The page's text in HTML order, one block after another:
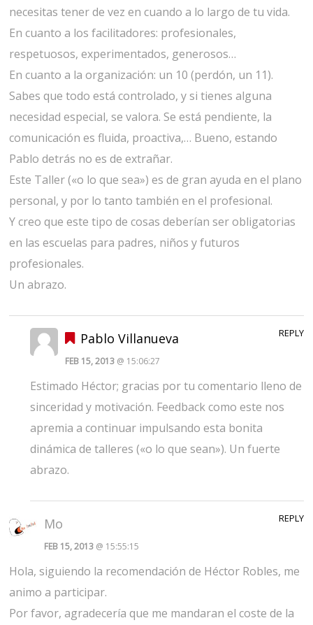
necesitas tener de vez en cuando a lo largo de tu vida.
En cuanto a los facilitadores: profesionales,
respetuosos, experimentados, generosos…
En cuanto a la organización: un 10 (perdón, un 11).
Sabes que todo está controlado, y si tienes alguna
necesidad especial, se valora. Se está pendiente, la
comunicación es fluida, proactiva,… Bueno, estando
Pablo detrás no es de extrañar.
Este Taller («o lo que sea») es de gran ayuda en el plano
personal, y por lo tanto también en el profesional.
Y creo que este tipo de cosas deberían ser obligatorias
en las escuelas para padres, niños y futuros
profesionales.
Un abrazo.
Pablo Villanueva
FEB 15, 2013 @ 15:06:27
Estimado Héctor; gracias por tu comentario lleno de
sinceridad y motivación. Feedback como este nos
apremia a continuar impulsando esta bonita
dinámica de talleres («o lo que sean»). Un fuerte
abrazo.
REPLY
Mo
FEB 15, 2013 @ 15:55:15
Hola, siguiendo la recomendación de Héctor Robles, me
animo a participar.
Por favor, agradecería que me mandaran el coste de la
REPLY